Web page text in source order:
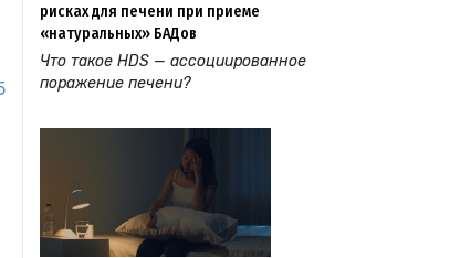
рисках для печени при приеме
«натуральных» БАДов
Что такое HDS — ассоциированное
поражение печени?